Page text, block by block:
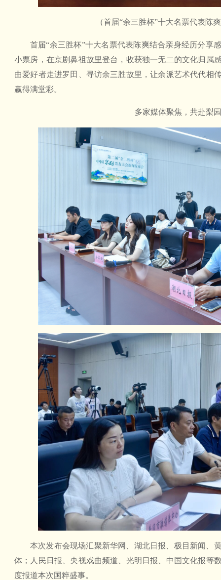
（首届“余三胜杯”十大名票代表陈
首届“余三胜杯”十大名票代表陈爽结合亲身经历分享
小票房，在京剧鼻祖故里登台，收获独一无二的文化归属
曲爱好者走进罗田、寻访余三胜故里，让余派艺术代代相
赢得满堂彩。
多家媒体聚焦，共赴梨
本次发布会现场汇聚新华网、湖北日报、极目新闻、
体；人民日报、央视戏曲频道、光明日报、中国文化报等
度报道本次国粹盛事。